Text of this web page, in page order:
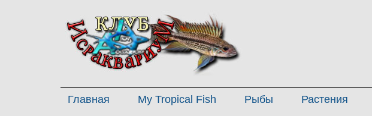
Главная My Tropical Fish Рыбы Растения